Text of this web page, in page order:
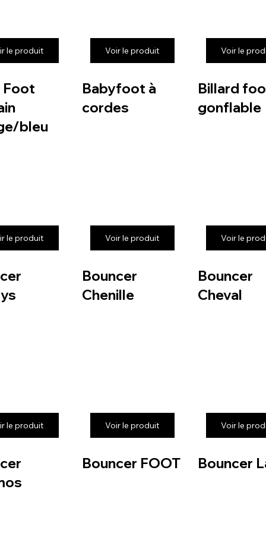
le produit Voir le produit Voir le
Foot
bleu
le produit
Babyfoot à
cordes
Voir le produit
Billard
gonflable
Voir le
le produit
Bouncer
Chenille
Voir le produit
Bouncer
Cheval
Voir le
Bouncer FOOT Bouncer